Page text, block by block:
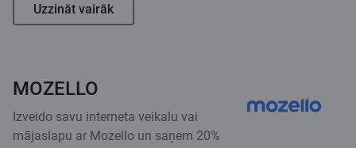
Uzzināt vairāk
MOZELLO
Izveido savu interneta veikalu vai
mājaslapu ar Mozello un saņem 20%